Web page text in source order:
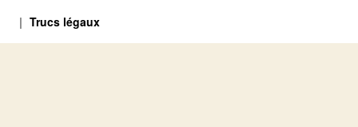
Trucs légaux